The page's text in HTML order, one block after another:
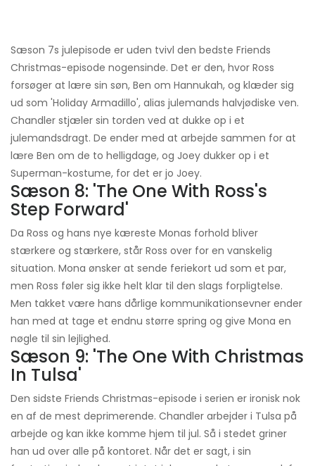
Sæson 7s julepisode er uden tvivl den bedste Friends
Christmas-episode nogensinde. Det er den, hvor Ross
forsøger at lære sin søn, Ben om Hannukah, og klæder sig
ud som 'Holiday Armadillo', alias julemands halvjødiske ven.
Chandler stjæler sin torden ved at dukke op i et
julemandsdragt. De ender med at arbejde sammen for at
lære Ben om de to helligdage, og Joey dukker op i et
Superman-kostume, for det er jo Joey.
Sæson 8: 'The One With Ross's
Step Forward'
Da Ross og hans nye kæreste Monas forhold bliver
stærkere og stærkere, står Ross over for en vanskelig
situation. Mona ønsker at sende feriekort ud som et par,
men Ross føler sig ikke helt klar til den slags forpligtelse.
Men takket være hans dårlige kommunikationsevner ender
han med at tage et endnu større spring og give Mona en
nøgle til sin lejlighed.
Sæson 9: 'The One With Christmas
In Tulsa'
Den sidste Friends Christmas-episode i serien er ironisk nok
en af ​​de mest deprimerende. Chandler arbejder i Tulsa på
arbejde og kan ikke komme hjem til jul. Så i stedet griner
han ud over alle på kontoret. Når det er sagt, i sin